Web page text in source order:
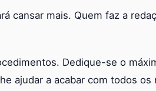
cansar mais. Quem faz a
Dedique-se o
ajudar a acabar com todos